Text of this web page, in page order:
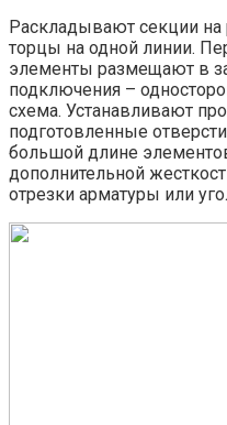
Раскладывают секции на
торцы на одной линии.
элементы размещают в
подключения –
схема. Устанавливают
подготовленные
большой длине
дополнительной
отрезки арматуры или